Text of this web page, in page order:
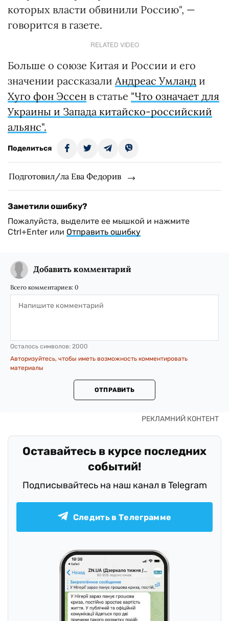
которых власти обвинили Россию", —
говорится в газете.
RELATED VIDEO
Больше о союзе Китая и России и его
значении рассказали Андреас Умланд и
Хуго фон Эссен в статье "Что означает для
Украины и Запада китайско-российский
альянс".
Поделиться
Подготовил/ла Ева Федорив
Заметили ошибку?
Пожалуйста, выделите ее мышкой и нажмите
Ctrl+Enter или Отправить ошибку
Добавить комментарий
Всего комментариев: 0
Осталось символов: 2000
Авторизуйтесь, чтобы иметь возможность комментировать
материалы
ОТПРАВИТЬ
Оставайтесь в курсе последних
событий!
Подписывайтесь на наш канал в Telegram
Следить в Телеграмме